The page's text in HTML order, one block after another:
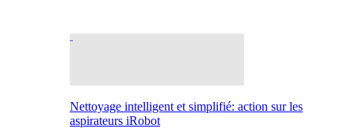
Nettoyage intelligent et simplifié: action sur les
aspirateurs iRobot